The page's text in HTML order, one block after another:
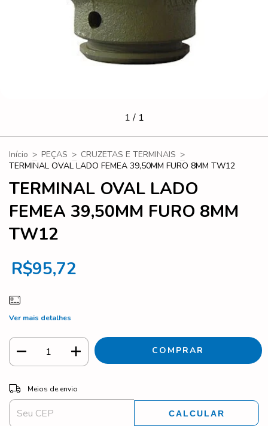
1/ 1
Início > PEÇAS > CRUZETAS E TERMINAIS >
TERMINAL OVAL LADO FEMEA 39,50MM FURO 8MM TW12
TERMINAL OVAL LADO
FEMEA 39,50MM FURO 8MM
TW12
R$95,72
Ver mais detalhes
Entregas para o CEP:
Meios de envio
CALCULAR